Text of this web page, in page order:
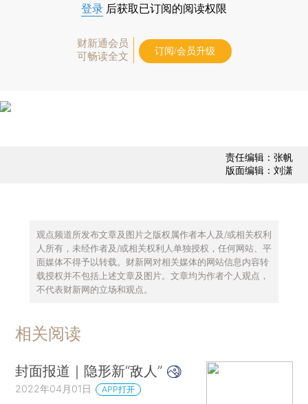
登录 后获取已订阅的阅读权限
财新通会员
可畅读全文
订阅/会员升级
责任编辑：张帆
版面编辑：刘潇
观点频道所发布文章及图片之版权属作者本人及/或相关权利
人所有，未经作者及/或相关权利人单独授权，任何网站、平
面媒体不得予以转载。财新网对相关媒体的网站信息内容转
载授权并不包括上述文章及图片。文章均为作者个人观点，
不代表财新网的立场和观点。
相关阅读
封面报道｜隐形新“敌人”
2022年04月01日 APP打开